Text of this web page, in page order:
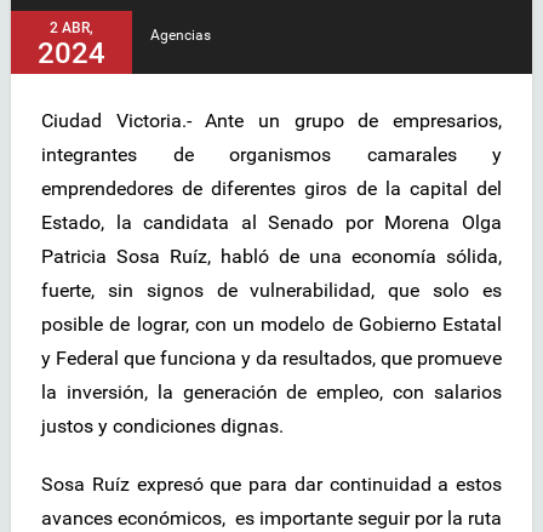
2 ABR,
2024
Agencias
Ciudad Victoria.- Ante un grupo de empresarios,
integrantes de organismos camarales y
emprendedores de diferentes giros de la capital del
Estado, la candidata al Senado por Morena Olga
Patricia Sosa Ruíz, habló de una economía sólida,
fuerte, sin signos de vulnerabilidad, que solo es
posible de lograr, con un modelo de Gobierno Estatal
y Federal que funciona y da resultados, que promueve
la inversión, la generación de empleo, con salarios
justos y condiciones dignas.
Sosa Ruíz expresó que para dar continuidad a estos
avances económicos, es importante seguir por la ruta